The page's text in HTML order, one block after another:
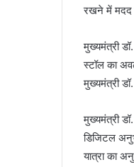
रखने में मदद
मुख्यमंत्री
स्टॉल का
मुख्यमंत्री
मुख्यमंत्री
डिजिटल
यात्रा का